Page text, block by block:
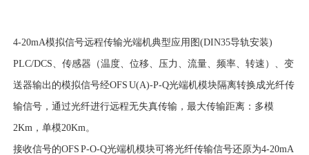
4-20mA模拟信号远程传输光端机典型应用图(DIN35导轨安装)
PLC/DCS、传感器（温度、位移、压力、流量、频率、转速）、变
送器输出的模拟信号经OFS U(A)-P-Q光端机模块隔离转换成光纤传
输信号，通过光纤进行远程无失真传输，最大传输距离：多模
2Km，单模20Km。
接收信号的OFS P-O-Q光端机模块可将光纤传输信号还原为4-20mA